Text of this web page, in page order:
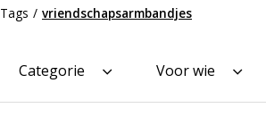
Tags / vriendschapsarmbandjes
Categorie Voor wie